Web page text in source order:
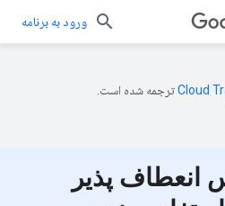
ورود به برنامه
ترجمه شده است.
انعطاف پذیر